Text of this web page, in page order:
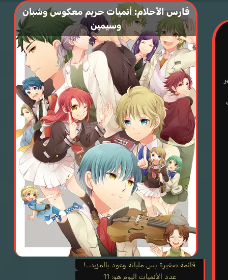
فارس الأحلام: أنميات حريم معكوس وشبان
وسيمين
قائمة صغيرة بس مليانة وعود بالمزيد...!
عدد الأنميات اليوم هو: 11